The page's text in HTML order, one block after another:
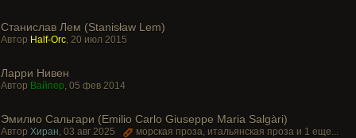
Станислав Лем (Stanisław Lem)
Автор Half-Orc, 20 июл 2015
Ларри Нивен
Автор Вайпер, 05 фев 2014
Эмилио Сальгари (Emilio Carlo Giuseppe Maria Salgàri)
Автор Хиран, 03 авг 2025 морская проза, итальянская проза и 1 еще...